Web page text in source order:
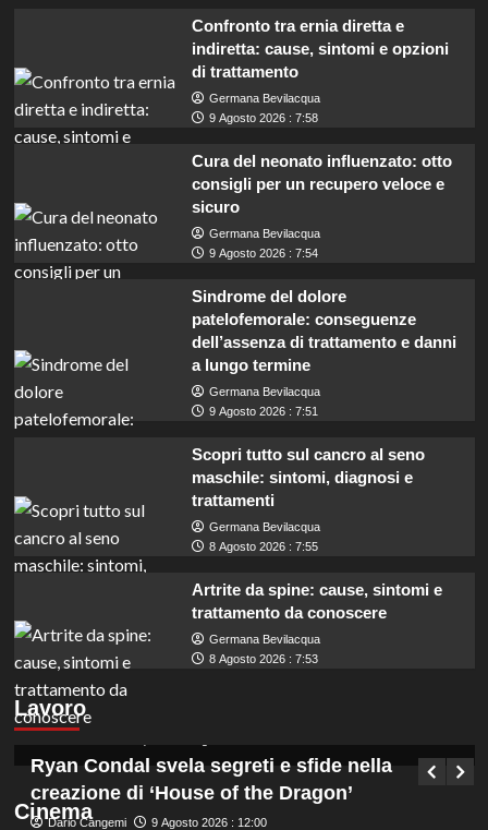
Confronto tra ernia diretta e
indiretta: cause, sintomi e opzioni
di trattamento
Germana Bevilacqua
9 Agosto 2026 : 7:58
Cura del neonato influenzato: otto
consigli per un recupero veloce e
sicuro
Germana Bevilacqua
9 Agosto 2026 : 7:54
Sindrome del dolore
patelofemorale: conseguenze
dell’assenza di trattamento e danni
a lungo termine
Germana Bevilacqua
9 Agosto 2026 : 7:51
Scopri tutto sul cancro al seno
maschile: sintomi, diagnosi e
trattamenti
Germana Bevilacqua
8 Agosto 2026 : 7:55
Artrite da spine: cause, sintomi e
trattamento da conoscere
Germana Bevilacqua
8 Agosto 2026 : 7:53
Lavoro
Lavoro in Sardegna: cercasi addetti
informazione con licenza media, opportunità
NEA 116117.
Cinema
Ryan Condal svela segreti e sfide nella
creazione di ‘House of the Dragon’
Dario Cangemi 9 Agosto 2026 : 12:00